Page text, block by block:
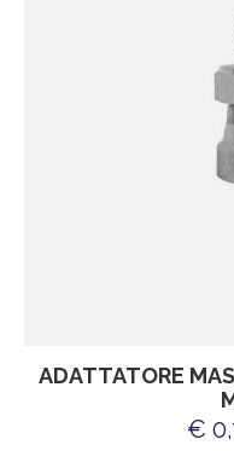
ADATTATORE
€